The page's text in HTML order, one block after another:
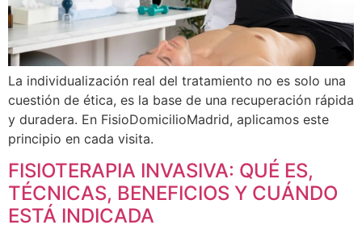
La individualización real del tratamiento no es solo una
cuestión de ética, es la base de una recuperación rápida
y duradera. En FisioDomicilioMadrid, aplicamos este
principio en cada visita.
FISIOTERAPIA INVASIVA: QUÉ ES,
TÉCNICAS, BENEFICIOS Y CUÁNDO
ESTÁ INDICADA